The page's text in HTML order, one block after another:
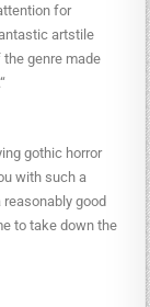
for
artstile
genre made
gothic horror
with such a
good
to take down the